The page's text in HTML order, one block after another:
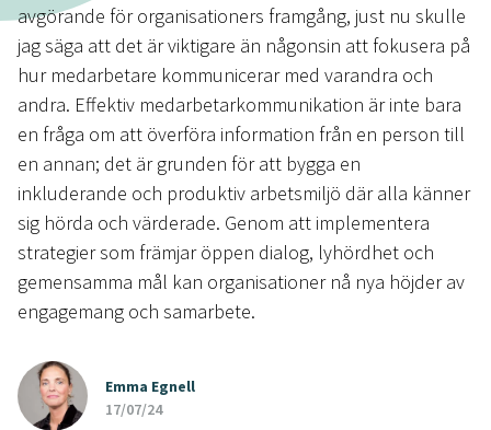
avgörande för organisationers framgång, just nu skulle
jag säga att det är viktigare än någonsin att fokusera på
hur medarbetare kommunicerar med varandra och
andra. Effektiv medarbetarkommunikation är inte bara
en fråga om att överföra information från en person till
en annan; det är grunden för att bygga en
inkluderande och produktiv arbetsmiljö där alla känner
sig hörda och värderade. Genom att implementera
strategier som främjar öppen dialog, lyhördhet och
gemensamma mål kan organisationer nå nya höjder av
engagemang och samarbete.
Emma Egnell
17/07/24